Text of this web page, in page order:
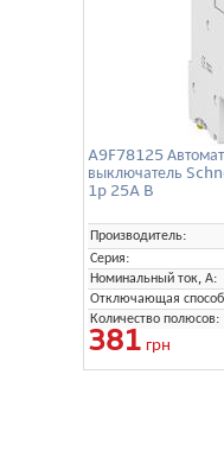
A9F78125
выключатель
1p 25A B
Производитель:
Серия:
Номинальный ток, А:
Отключающая
Количество полюсов:
381 грн